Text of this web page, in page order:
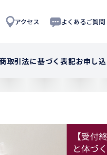
アクセス よくあるご質問
取引法に基づく表記お申し
【受付
と体づ